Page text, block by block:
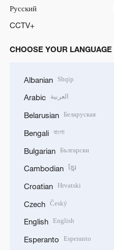
Русский
CCTV+
CHOOSE YOUR LANGUAGE
Albanian Shqip
Arabic العربية
Belarusian Беларуская
Bengali বাংলা
Bulgarian Български
Cambodian ខ្មែរ
Croatian Hrvatski
Czech Český
English English
Esperanto Esperanto